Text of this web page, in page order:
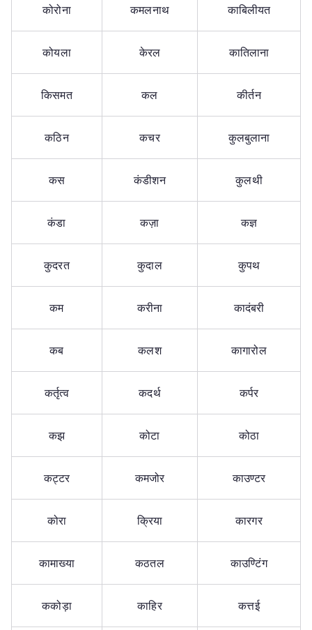
कोरोना कमलनाथ काबिलीयत
कोयला केरल कातिलाना
किसमत कल कीर्तन
कठिन कचर कुलबुलाना
कस कंडीशन कुलथी
कंडा कज़ा कज्ञ
कुदरत कुदाल कुपथ
कम करीना कादंबरी
कब कलश कागारोल
कर्तृत्व कदर्थ कर्पर
कझ कोटा कोठा
कट्टर कमजोर काउण्टर
कोरा क्रिया कारगर
कामाख्या कठतल काउण्टिंग
ककोड़ा काहिर कत्तई